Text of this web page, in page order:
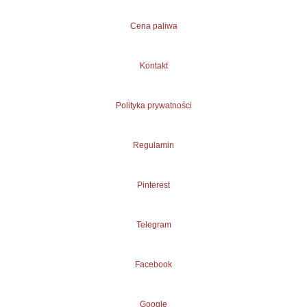
Cena paliwa
Kontakt
Polityka prywatności
Regulamin
Pinterest
Telegram
Facebook
Google